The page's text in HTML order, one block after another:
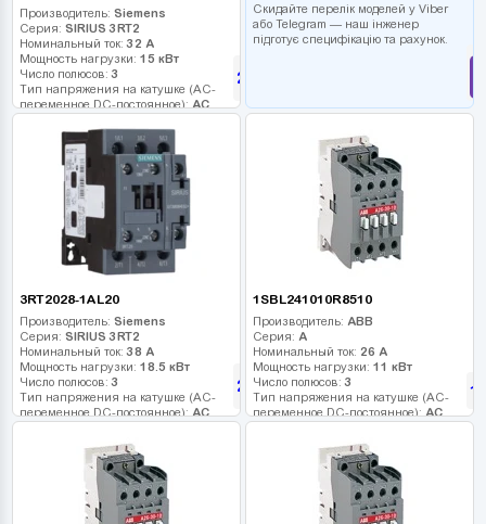
Производитель: Siemens
Серия: SIRIUS 3RT2
Номинальный ток:32 А
Мощность нагрузки: 15 кВт
Число полюсов:3
Тип напряжения на катушке (AC-
переменное DC-постоянное): AC
Дополнительные контакты:
2 200
Скидайте перелік моделей у Viber
або Telegram — наш інженер
підготує специфікацію та рахунок.
3RT2028-1AL20
Производитель: Siemens
Серия: SIRIUS 3RT2
Номинальный ток:38 А
Мощность нагрузки: 18.5 кВт
Число полюсов:3
Тип напряжения на катушке (AC-
переменное DC-постоянное): AC
Дополнительные контакты:
2 500грн
1SBL241010R8510
Производитель: ABB
Серия: A
Номинальный ток: 26 А
Мощность нагрузки: 11 кВт
Число полюсов:3
Тип напряжения на катушке (AC-
переменное DC-постоянное): AC
Дополнительные контакты: